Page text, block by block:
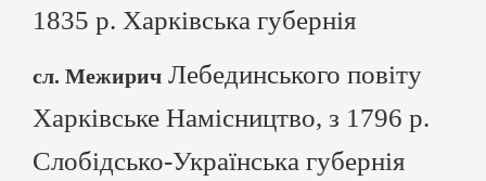
1835 р. Харківська губернія
сл. Межирич Лебединського повіту
Харківське Намісництво, з 1796 р.
Слобідсько-Українська губернія